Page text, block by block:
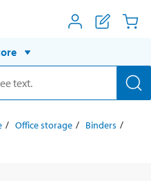
Office storage
Binders